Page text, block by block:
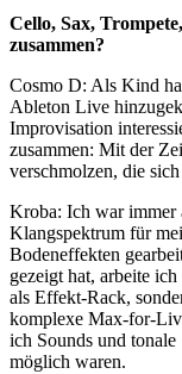
Cello, Sax,
zusammen?
Cosmo D: Als Kind
Ableton Live
Improvisation
zusammen: Mit der
verschmolzen, die
Kroba: Ich war immer
Klangspektrum für
Bodeneffekten
gezeigt hat, arbeite
als Effekt-Rack,
komplexe Max-for-
ich Sounds und
möglich waren.